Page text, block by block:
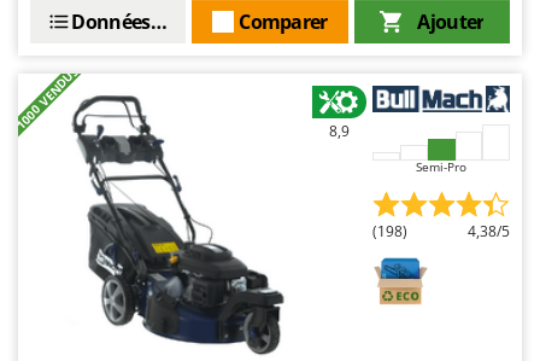
Ajouter
Comparer
Données techniques
+1000 VENDUS 8,9
Semi-Pro
(198) 4,38/5